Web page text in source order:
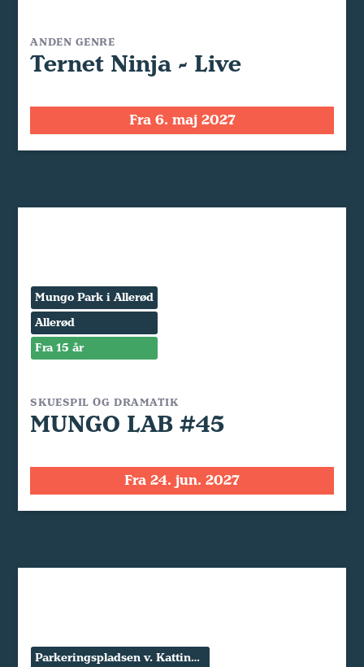
ANDEN GENRE
Ternet Ninja - Live
Fra 6. maj 2027
Mungo Park i Allerød
Allerød
Fra 15 år
SKUESPIL OG DRAMATIK
MUNGO LAB #45
Fra 24. jun. 2027
Parkeringspladsen v. Kattinge Værk